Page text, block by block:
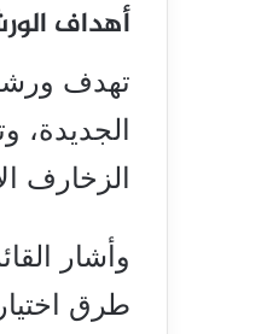
أهداف
تهدف
الجديدة،
الزخارف
وأشار
طرق